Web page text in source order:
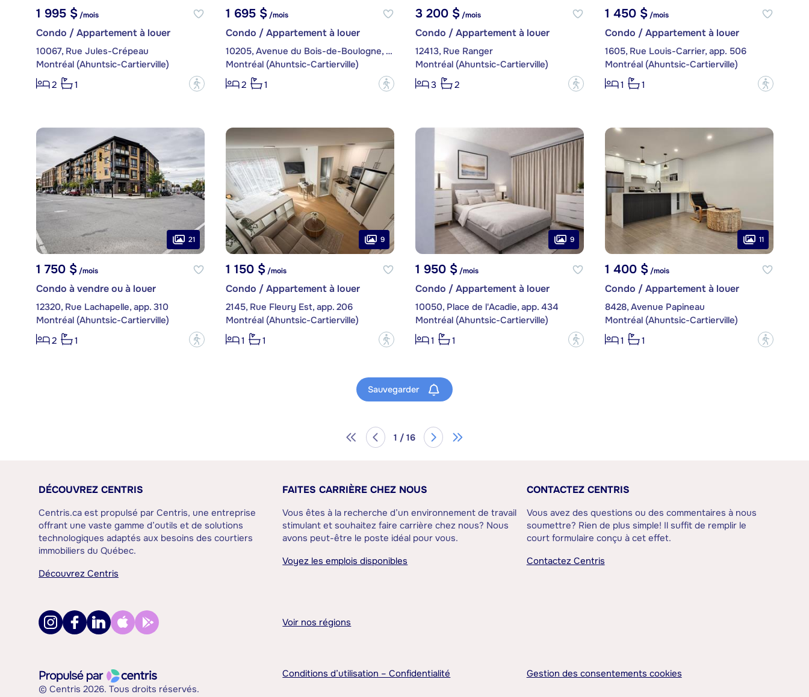
1 995 $/mois
Condo / Appartement à louer
10067, Rue Jules-Crépeau
Montréal (Ahuntsic-Cartierville)
2
1 ?
1 695 $/mois
Condo / Appartement à louer
10205, Avenue du Bois-de-Boulogne, app. 1011
Montréal (Ahuntsic-Cartierville)
2
1 ?
3 200 $/mois
Condo / Appartement à louer
12413, Rue Ranger
Montréal (Ahuntsic-Cartierville)
3
2 ?
1 450 $/mois
Condo / Appartement à louer
1605, Rue Louis-Carrier, app. 506
Montréal (Ahuntsic-Cartierville)
1
1 ?
21
1 750 $/mois
Condo à vendre ou à louer
12320, Rue Lachapelle, app. 310
Montréal (Ahuntsic-Cartierville)
2
1 ?
9
1 150 $/mois
Condo / Appartement à louer
2145, Rue Fleury Est, app. 206
Montréal (Ahuntsic-Cartierville)
1
1 ?
9
1 950 $/mois
Condo / Appartement à louer
10050, Place de l'Acadie, app. 434
Montréal (Ahuntsic-Cartierville)
1
1 ?
11
1 400 $/mois
Condo / Appartement à louer
8428, Avenue Papineau
Montréal (Ahuntsic-Cartierville)
1
1 ?
Sauvegarder
1 / 16
DÉCOUVREZ CENTRIS
Centris.ca est propulsé par Centris, une entreprise
offrant une vaste gamme d’outils et de solutions
technologiques adaptés aux besoins des courtiers
immobiliers du Québec.
Découvrez Centris
FAITES CARRIÈRE CHEZ NOUS
Vous êtes à la recherche d’un environnement de travail
stimulant et souhaitez faire carrière chez nous? Nous
avons peut-être le poste idéal pour vous.
Voyez les emplois disponibles
CONTACTEZ CENTRIS
Vous avez des questions ou des commentaires à nous
soumettre? Rien de plus simple! Il suffit de remplir le
court formulaire conçu à cet effet.
Contactez Centris
Voir nos régions
© Centris 2026. Tous droits réservés.
Conditions d’utilisation – Confidentialité Gestion des consentements cookies